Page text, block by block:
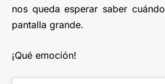
nos queda esperar saber
pantalla grande.
¡Qué emoción!